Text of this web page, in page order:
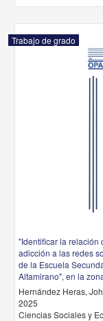
Trabajo de grado
"Identificar la relación
adicción a las redes
de la Escuela
Altamirano", en la
Hernández Heras,
2025
Ciencias Sociales y